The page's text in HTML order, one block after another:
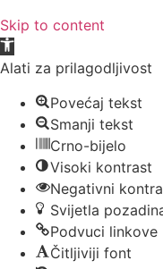
Skip to content
Open toolbar
Alati za prilagodljivost
Povećaj tekst
Smanji tekst
Crno-bijelo
Visoki kontrast
Negativni
Svijetla
Podvuci linkove
Čitljiviji font